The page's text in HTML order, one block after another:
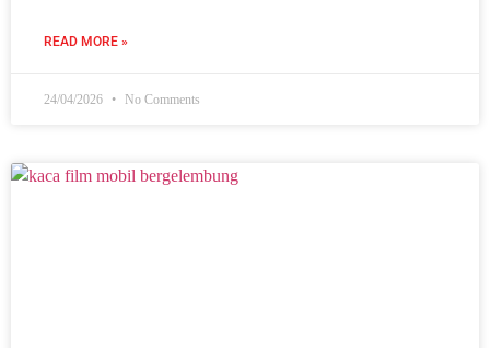
READ MORE »
24/04/2026 No Comments